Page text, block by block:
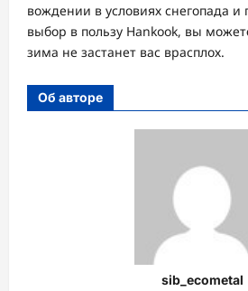
вождении в условиях снегопада и
выбор в пользу Hankook, вы
зима не застанет вас врасплох.
Об авторе
sib_ecometal